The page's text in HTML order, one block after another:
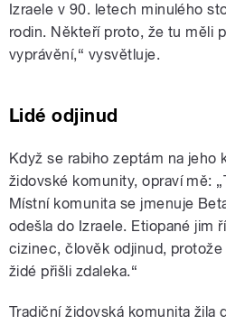
Izraele v 90. letech minulého
rodin. Někteří proto, že tu měli
vyprávění,“ vysvětluje.
Lidé odjinud
Když se rabiho zeptám na
židovské komunity, opraví mě:
Místní komunita se jmenuje
odešla do Izraele. Etiopané jim
cizinec, člověk odjinud,
židé přišli zdaleka.“
Tradiční židovská komunita žila